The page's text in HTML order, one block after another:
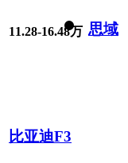
11.28-16.48万 思域
比亚迪F3